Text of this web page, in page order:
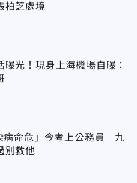
芝處境
曝光！現身上海機場自曝：
病命危」今考上公務員 九
別救他